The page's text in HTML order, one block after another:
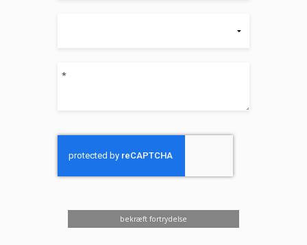
bekræft fortrydelse